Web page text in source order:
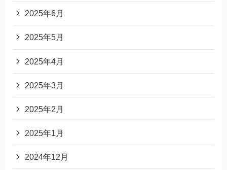
2025年6月
2025年5月
2025年4月
2025年3月
2025年2月
2025年1月
2024年12月